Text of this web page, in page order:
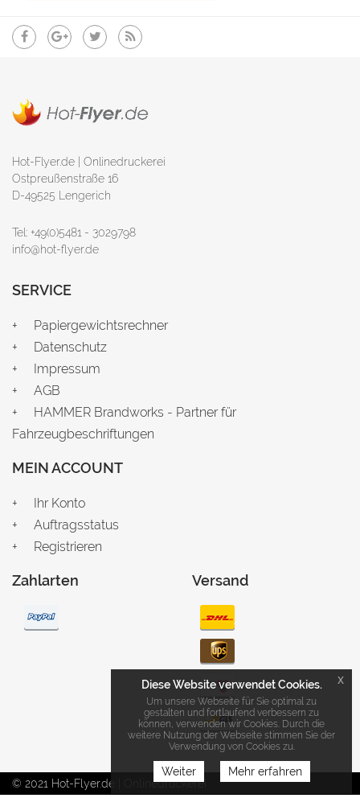
Hot-Flyer.de | Onlinedruckerei
Ostpreußenstraße 16
D-49525 Lengerich
Tel: +49(0)5481 - 3029798
info@hot-flyer.de
SERVICE
Papiergewichtsrechner
Datenschutz
Impressum
AGB
HAMMER Brandworks - Partner für
Fahrzeugbeschriftungen
MEIN ACCOUNT
Ihr Konto
Auftragsstatus
Registrieren
Zahlarten Versand
© 2021 Hot-Flyer.de | Onlinedruckerei
Diese Website verwendet Cookies.
Um unsere Webseite für Sie optimal zu
gestalten und fortlaufend verbessern zu
können, verwenden wir Cookies. Durch die
weitere Nutzung der Webseite stimmen Sie der
Verwendung von Cookies zu.
Weiter Mehr erfahren
x